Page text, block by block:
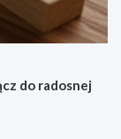
do radosnej